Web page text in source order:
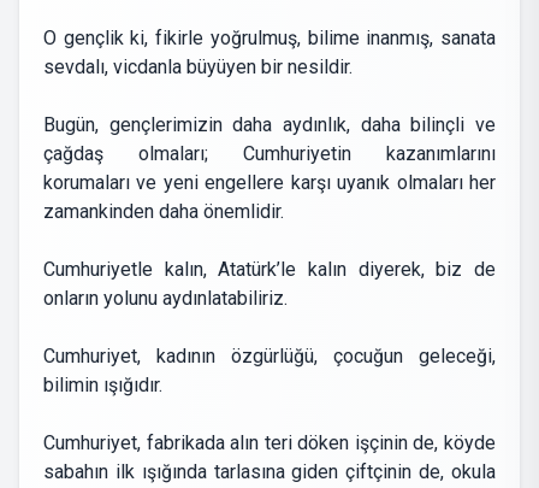
O gençlik ki, fikirle yoğrulmuş, bilime inanmış, sanata
sevdalı, vicdanla büyüyen bir nesildir.
Bugün, gençlerimizin daha aydınlık, daha bilinçli ve
çağdaş olmaları; Cumhuriyetin kazanımlarını
korumaları ve yeni engellere karşı uyanık olmaları her
zamankinden daha önemlidir.
Cumhuriyetle kalın, Atatürk’le kalın diyerek, biz de
onların yolunu aydınlatabiliriz.
Cumhuriyet, kadının özgürlüğü, çocuğun geleceği,
bilimin ışığıdır.
Cumhuriyet, fabrikada alın teri döken işçinin de, köyde
sabahın ilk ışığında tarlasına giden çiftçinin de, okula